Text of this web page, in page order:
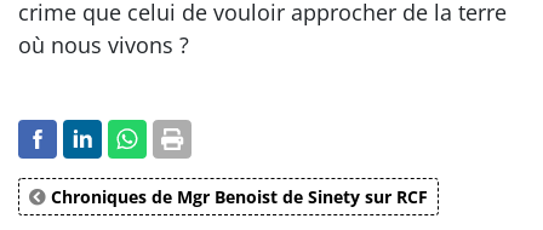
crime que celui de vouloir approcher de la terre
où nous vivons ?
Chroniques de Mgr Benoist de Sinety sur RCF